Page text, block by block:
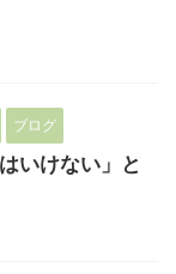
ブログ
いけない」と